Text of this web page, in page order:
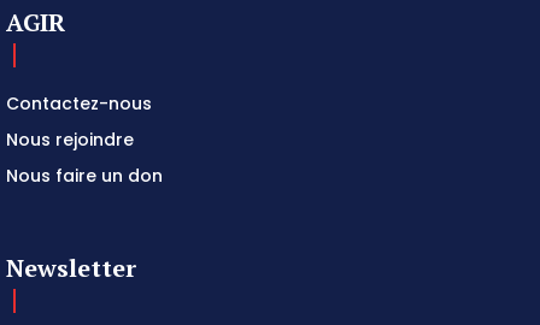
AGIR
Contactez-nous
Nous rejoindre
Nous faire un don
Newsletter